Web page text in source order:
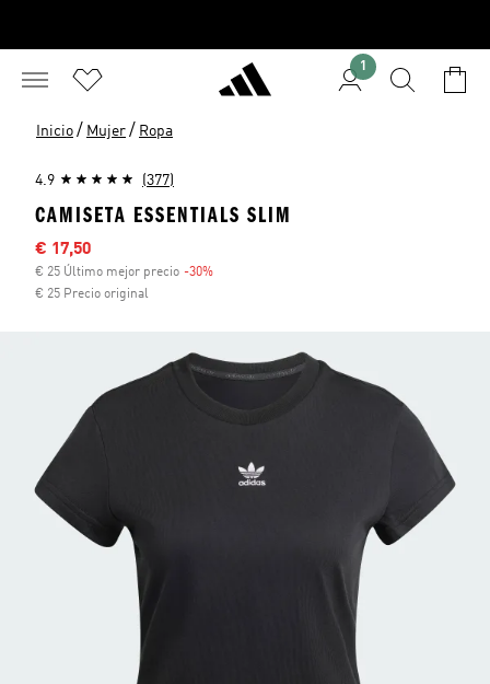
1
Inicio / Mujer / Ropa
4.9 (377)
CAMISETA ESSENTIALS SLIM
Precio rebajado
€ 17,50
€ 25 Último mejor precio -30%
€ 25 Precio original